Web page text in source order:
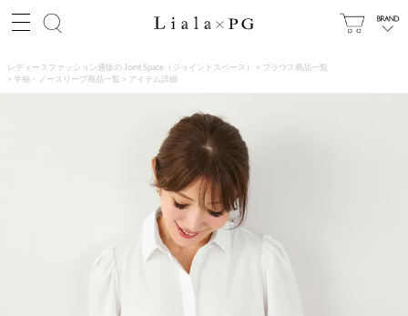
レディースファッション通販の Joint Space（ジョイントスペース）
ブラウス商品一覧
半袖・ノースリーブ商品一覧
アイテム詳細